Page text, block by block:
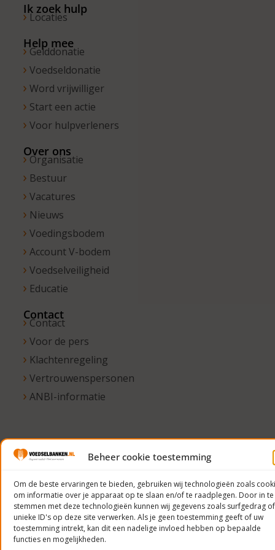
Beheer cookie toestemming
Om de beste ervaringen te bieden, gebruiken wij technologieën zoals
om informatie over je apparaat op te slaan en/of te raadplegen. Door in te
stemmen met deze technologieën kunnen wij gegevens zoals surfgedrag of
unieke ID's op deze site verwerken. Als je geen toestemming geeft of uw
toestemming intrekt, kan dit een nadelige invloed hebben op bepaalde
functies en mogelijkheden.
bereikbaar
van 10.00 –
Ik zoek hulp
Locaties
Help mee
Gelddonatie
Voedseldonatie
Word vrijwilliger
Start een actie
Voor hulpverleners
Over ons
Organisatie
Bestuur
Vacatures
Nieuws
Voedingsbodem
Account V-bodem
Voedselveiligheid
Educatie
Contact
Contact
Voor de pers
Klachtenregeling
Vertrouwenspersonen
ANBI-informatie
© 2023
Nederland
Privacyverklaring